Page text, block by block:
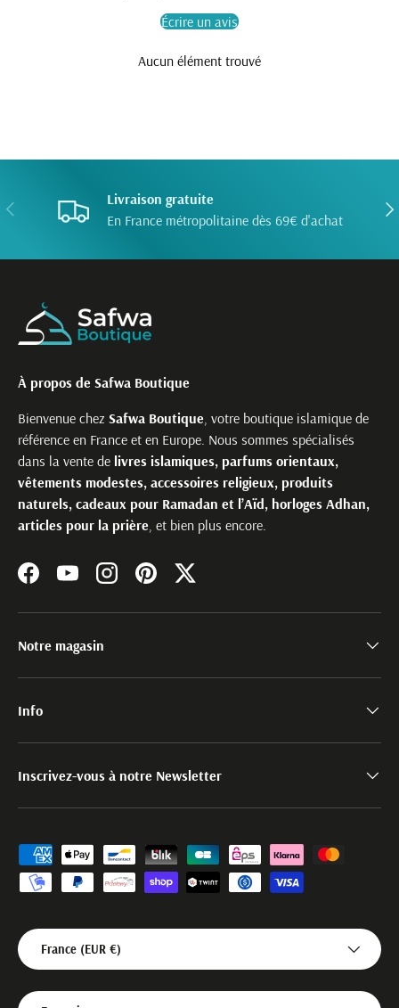
Écrire un avis
Aucun élément trouvé
PRÉCÉDENT
Livraison gratuite
En France métropolitaine dès 69€ d'achat
À propos de Safwa Boutique
Bienvenue chez Safwa Boutique , votre boutique islamique de
référence en France et en Europe. Nous sommes spécialisés
dans la vente de livres islamiques, parfums orientaux,
vêtements modestes, accessoires religieux, produits
naturels, cadeaux pour Ramadan et l’Aïd, horloges Adhan,
articles pour la prière , et bien plus encore.
FacebookYouTubeInstagramPinterestTwitter
Notre magasin
Info
Inscrivez-vous à notre Newsletter
Moyens de paiement acceptés
Pays
France (EUR €)
Langue